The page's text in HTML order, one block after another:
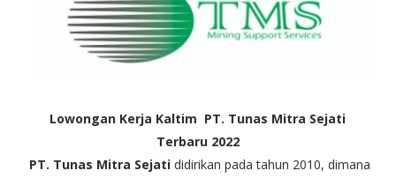
Lowongan Kerja Kaltim PT. Tunas Mitra Sejati
Terbaru 2022
PT. Tunas Mitra Sejati didirikan pada tahun 2010, dimana